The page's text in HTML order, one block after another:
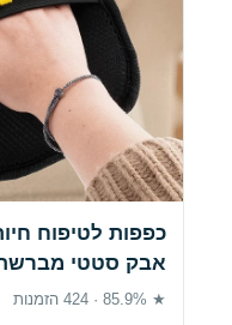
כפפות לטיפוח
אבק סטטי
★ 85.9% · 424 הזמנות